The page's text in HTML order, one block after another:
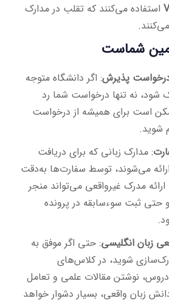
استفاده می‌کنند که تقلب در مدارک
شماست
پذیرش: اگر دانشگاه متوجه
شود، نه تنها درخواست شما رد
است برای همیشه از درخواست
شوید.
: مدارک زبانی که برای دریافت
می‌شوند، توسط سفارت‌ها به‌دقت
مدرک غیرواقعی می‌تواند منجر
حتی ثبت سوءسابقه در پرونده
زبان انگلیسی: حتی اگر موفق به
شوید، در کلاس‌های
دروس، نوشتن مقالات علمی و تعامل
زبان واقعی، بسیار دشوار خواهد